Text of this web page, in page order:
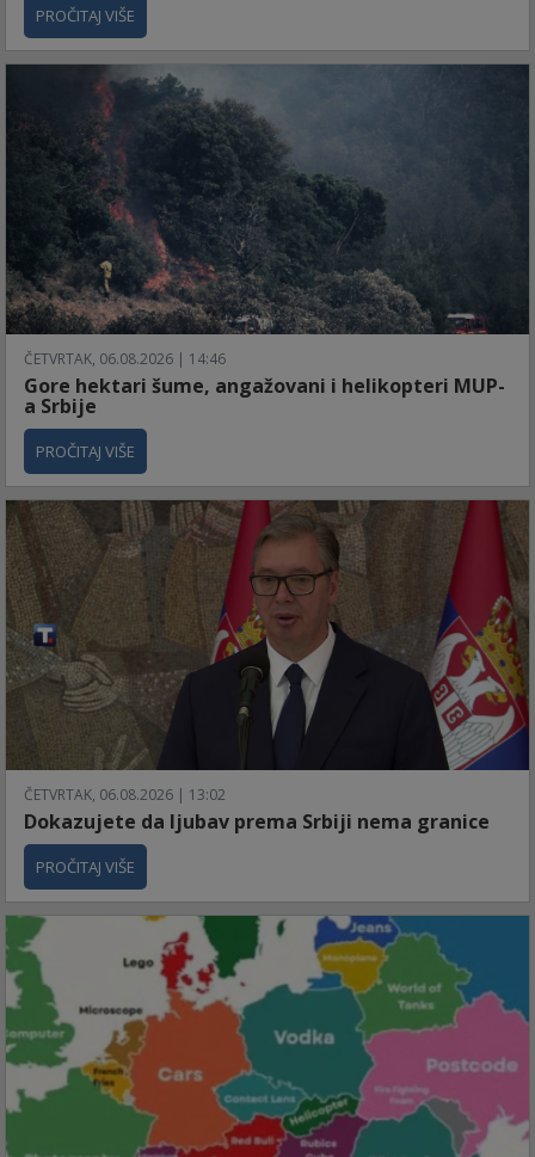
PROČITAJ VIŠE
ČETVRTAK, 06.08.2026 | 14:46
Gore hektari šume, angažovani i helikopteri MUP-
a Srbije
PROČITAJ VIŠE
ČETVRTAK, 06.08.2026 | 13:02
Dokazujete da ljubav prema Srbiji nema granice
PROČITAJ VIŠE